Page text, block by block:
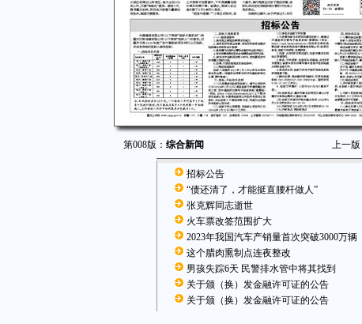
第008版： 综合新闻 上一版
招标公告
“债还清了，才能挺直腰杆做人”
张克辉同志逝世
火车票改签范围扩大
2023年我国汽车产销量首次突破3000万辆
这个腊肉熏制点连夜整改
男孩失踪6天 民警排水管中将其找到
关于颁（换）发金融许可证的公告
关于颁（换）发金融许可证的公告